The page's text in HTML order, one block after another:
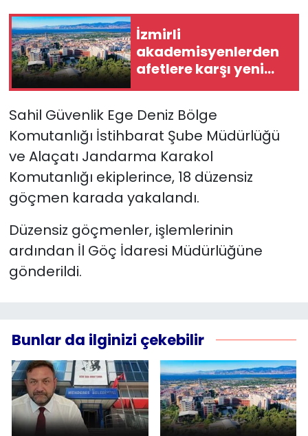
İzmirli
akademisyenlerden
afetlere karşı yeni
iletişim modeli
Sahil Güvenlik Ege Deniz Bölge
Komutanlığı İstihbarat Şube Müdürlüğü
ve Alaçatı Jandarma Karakol
Komutanlığı ekiplerince, 18 düzensiz
göçmen karada yakalandı.
Düzensiz göçmenler, işlemlerinin
ardından İl Göç İdaresi Müdürlüğüne
gönderildi.
Bunlar da ilginizi çekebilir